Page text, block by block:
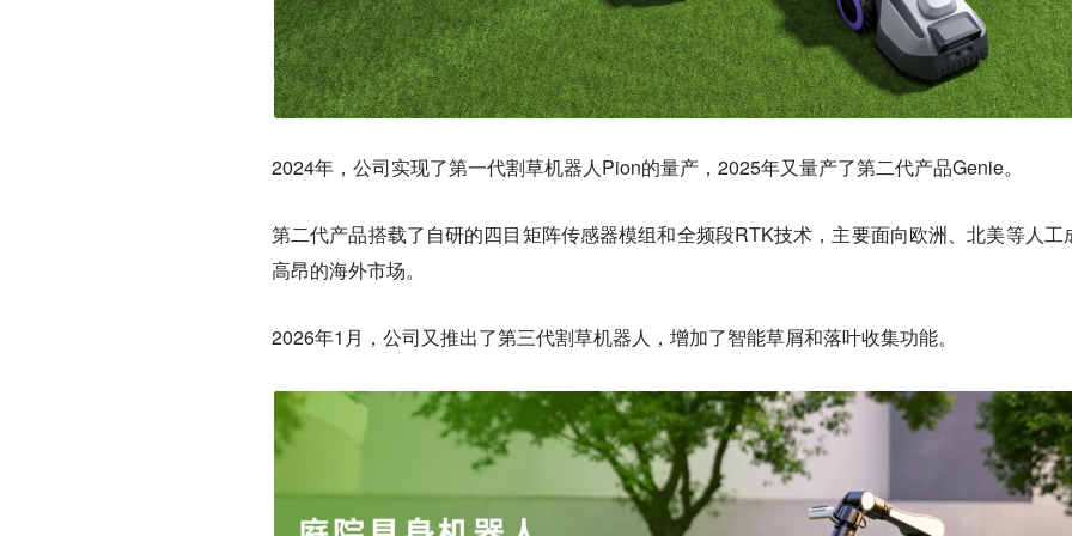
2024年，公司实现了第一代割草机器人Pion的量产，2025年又量产了第二代产品Genie。
第二代产品搭载了自研的四目矩阵传感器模组和全频段RTK技术，主要面向欧洲、北美等人工
高昂的海外市场。
2026年1月，公司又推出了第三代割草机器人，增加了智能草屑和落叶收集功能。